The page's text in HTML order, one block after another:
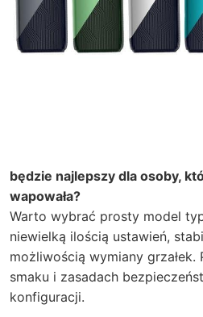
będzie najlepszy dla osoby,
wapowała?
Warto wybrać prosty model
niewielką ilością ustawień,
możliwością wymiany
smaku i zasadach
konfiguracji.